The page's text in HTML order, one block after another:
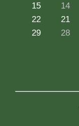
14
15
21
22
28
29